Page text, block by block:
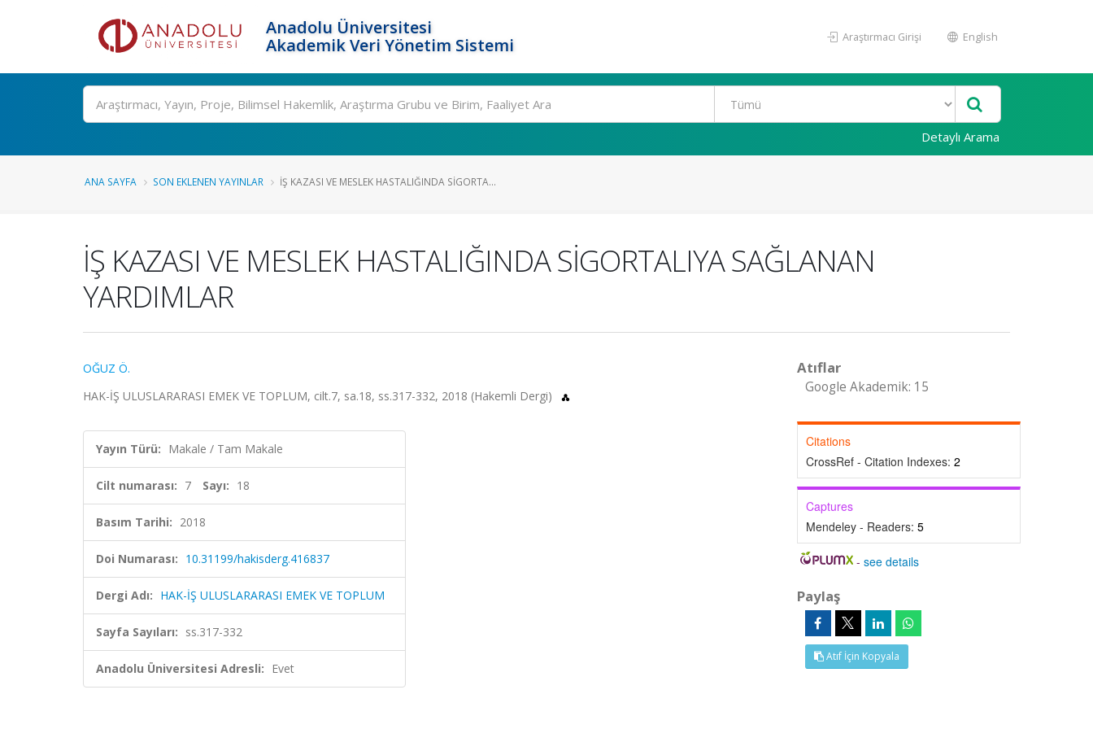
Anadolu Üniversitesi
Akademik Veri Yönetim Sistemi
Araştırmacı Girişi English
Ara
Detaylı Arama
ANA SAYFA SON EKLENEN YAYINLAR İŞ KAZASI VE MESLEK HASTALIĞINDA SİGORTA...
İŞ KAZASI VE MESLEK HASTALIĞINDA SİGORTALIYA SAĞLANAN
YARDIMLAR
OĞUZ Ö.
HAK-İŞ ULUSLARARASI EMEK VE TOPLUM, cilt.7, sa.18, ss.317-332, 2018 (Hakemli Dergi)
Yayın Türü: Makale / Tam Makale
Cilt numarası: 7 Sayı: 18
Basım Tarihi: 2018
Doi Numarası: 10.31199/hakisderg.416837
Dergi Adı: HAK-İŞ ULUSLARARASI EMEK VE TOPLUM
Sayfa Sayıları: ss.317-332
Anadolu Üniversitesi Adresli: Evet
Atıflar
Google Akademik: 15
Citations
CrossRef - Citation Indexes: 2
Captures
Mendeley - Readers: 5
-see details
Paylaş
Atıf İçin Kopyala